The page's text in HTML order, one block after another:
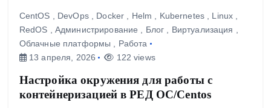
CentOS , DevOps, Docker , Helm , Kubernetes , Linux ,
RedOS , Администрирование , Блог , Виртуализация ,
Облачные платформы , Работа
13 апреля, 2026
122 views
Настройка окружения для работы с
контейнеризацией в РЕД ОС/Centos